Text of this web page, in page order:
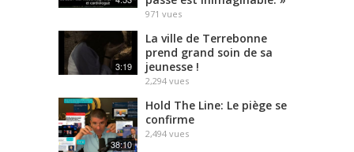
971 vues
3:19
La ville de Terrebonne
prend grand soin de sa
jeunesse !
2,294 vues
38:10
Hold The Line: Le piège se
confirme
2,494 vues